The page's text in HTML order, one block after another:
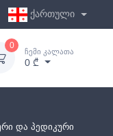
ქართული
0
ჩემი კალათა
0 ₾
და პედიკური